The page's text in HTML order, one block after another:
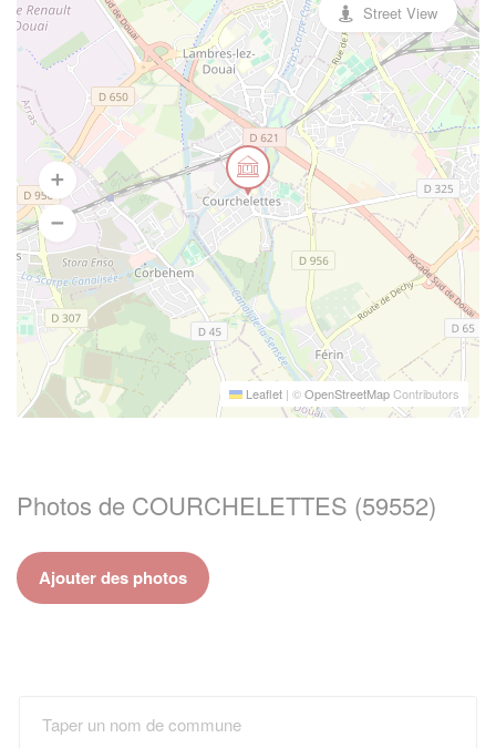
Leaflet | ©OpenStreetMapContributors
Street View
Photos de COURCHELETTES (59552)
Ajouter des photos